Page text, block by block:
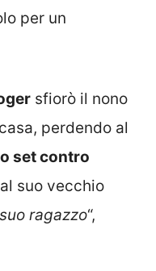
per un
sfiorò il nono
perdendo al
set contro
suo vecchio
suo ragazzo“,